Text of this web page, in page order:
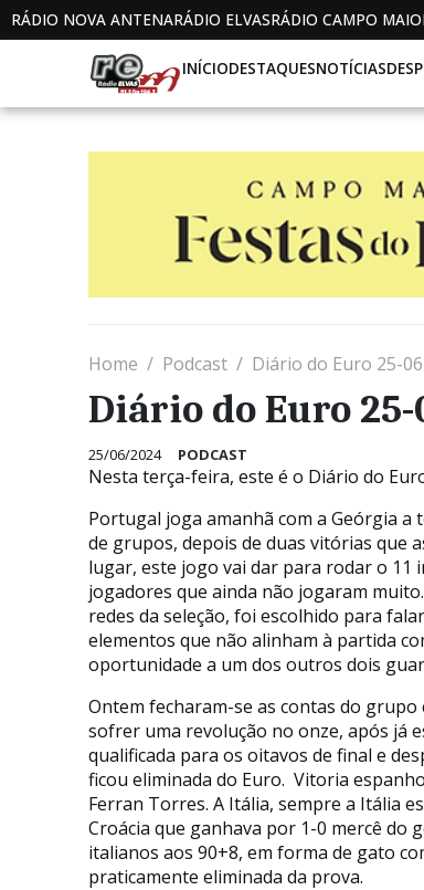
RÁDIO NOVA ANTENARÁDIO ELVASRÁDIO CAMPO
INÍCIODESTAQUESNOTÍCIAS
Home Podcast Diário do Euro 25-
Diário do Euro 25-
25/06/2024 PODCAST
Nesta terça-feira, este é o Diário do
Portugal joga amanhã com a Geórgia a
de grupos, depois de duas vitórias que
lugar, este jogo vai dar para rodar o 11
jogadores que ainda não jogaram
redes da seleção, foi escolhido para
elementos que não alinham à partida
oportunidade a um dos outros dois
Ontem fecharam-se as contas do grupo
sofrer uma revolução no onze, após já
qualificada para os oitavos de final e
ficou eliminada do Euro. Vitoria
Ferran Torres. A Itália, sempre a Itália
Croácia que ganhava por 1-0 mercê do
italianos aos 90+8, em forma de gato
praticamente eliminada da prova.